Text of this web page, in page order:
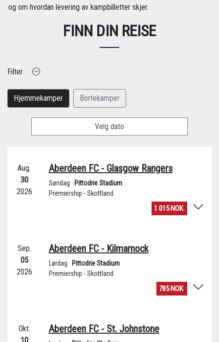
og om hvordan levering av kampbilletter skjer.